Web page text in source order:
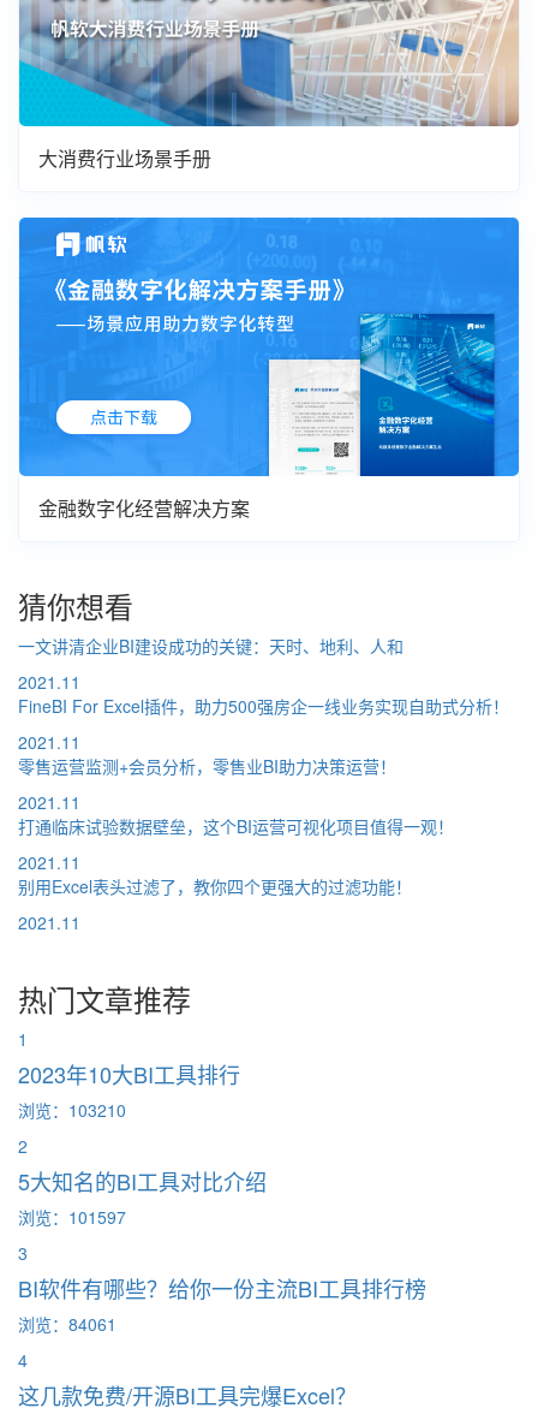
大消费行业场景手册
金融数字化经营解决方案
猜你想看
一文讲清企业BI建设成功的关键：天时、地利、人和
2021.11
FineBI For Excel插件，助力500强房企一线业务实现自助式分析！
2021.11
零售运营监测+会员分析，零售业BI助力决策运营！
2021.11
打通临床试验数据壁垒，这个BI运营可视化项目值得一观！
2021.11
别用Excel表头过滤了，教你四个更强大的过滤功能！
2021.11
热门文章推荐
1
2023年10大BI工具排行
浏览：103210
2
5大知名的BI工具对比介绍
浏览：101597
3
BI软件有哪些？给你一份主流BI工具排行榜
浏览：84061
4
这几款免费/开源BI工具完爆Excel？